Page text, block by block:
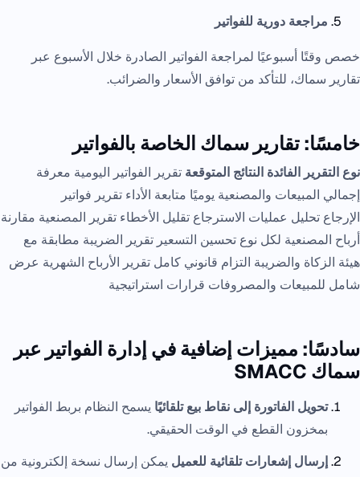
مراجعة دورية للفواتير
خصص وقتًا أسبوعيًا لمراجعة الفواتير الصادرة خلال الأسبوع عبر
تقارير سماك، للتأكد من توافق الأسعار والضرائب.
خامسًا: تقارير سماك الخاصة بالفواتير
نوع التقرير الفائدة النتائج المتوقعة تقرير الفواتير اليومية معرفة
إجمالي المبيعات والمصنعية يوميًا متابعة الأداء تقرير فواتير
الإرجاع تحليل عمليات الاسترجاع تقليل الأخطاء تقرير المصنعية مقارنة
أرباح المصنعية لكل نوع تحسين التسعير تقرير الضريبة مطابقة مع
هيئة الزكاة والضريبة التزام قانوني كامل تقرير الأرباح الشهرية عرض
شامل للمبيعات والمصروفات قرارات استراتيجية
سادسًا: مميزات إضافية في إدارة الفواتير عبر
سماك SMACC
تحويل الفاتورة إلى نقاط بيع تلقائيًا يسمح النظام بربط الفواتير
بمخزون القطع في الوقت الحقيقي.
إرسال إشعارات تلقائية للعميل يمكن إرسال نسخة إلكترونية من